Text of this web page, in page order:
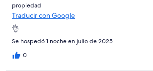
propiedad
Traducir con Google
👌
Se hospedó 1 noche en julio de 2025
0